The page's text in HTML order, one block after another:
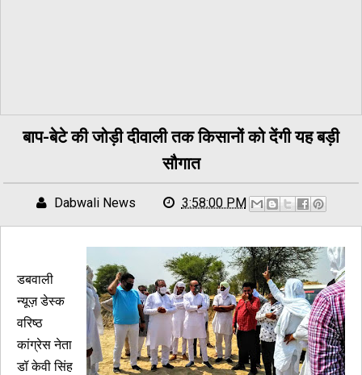
बाप-बेटे की जोड़ी दीवाली तक किसानों को देंगी यह बड़ी
सौगात
Dabwali News 3:58:00 PM
डबवाली
न्यूज़ डेस्क
वरिष्ठ
कांग्रेस नेता
डॉ केवी सिंह